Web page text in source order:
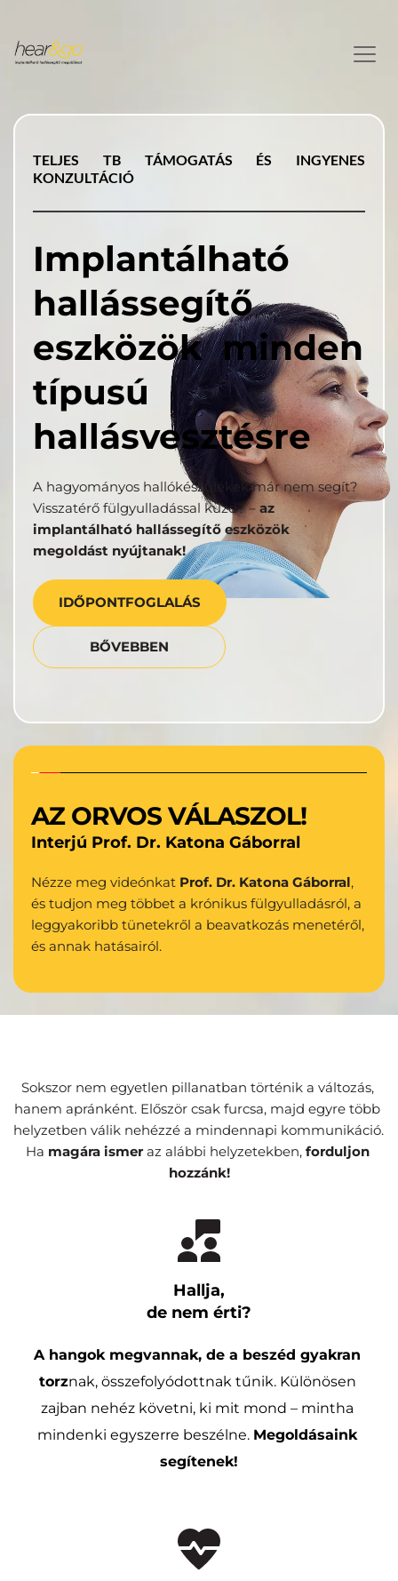
TELJES TB TÁMOGATÁS ÉS INGYENES
KONZULTÁCIÓ
Implantálható
hallássegítő
eszközök minden
típusú
hallásvesztésre
A hagyományos hallókészülékek már nem segít?
Visszatérő fülgyulladással küzd? – az
implantálható hallássegítő eszközök
megoldást nyújtanak!
IDŐPONTFOGLALÁS
BŐVEBBEN
AZ ORVOS VÁLASZOL!
Interjú Prof. Dr. Katona Gáborral
Nézze meg videónkat Prof. Dr. Katona Gáborral,
és tudjon meg többet a krónikus fülgyulladásról, a
leggyakoribb tünetekről a beavatkozás menetéről,
és annak hatásairól.
Sokszor nem egyetlen pillanatban történik a változás,
hanem apránként. Először csak furcsa, majd egyre több
helyzetben válik nehézzé a mindennapi kommunikáció.
Ha magára ismer az alábbi helyzetekben, forduljon
hozzánk!
Hallja,
de nem érti?
A hangok megvannak, de a beszéd gyakran
torznak, összefolyódottnak tűnik. Különösen
zajban nehéz követni, ki mit mond – mintha
mindenki egyszerre beszélne. Megoldásaink
segítenek!